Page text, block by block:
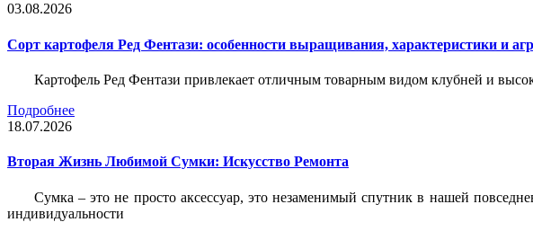
03.08.2026
Сорт картофеля Ред Фентази: особенности выращивания, характеристики и
Картофель Ред Фентази привлекает отличным товарным видом клубней и
Подробнее
18.07.2026
Вторая Жизнь Любимой Сумки: Искусство Ремонта
Сумка – это не просто аксессуар, это незаменимый спутник в нашей
индивидуальности